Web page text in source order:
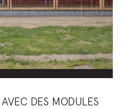
DES MODULES